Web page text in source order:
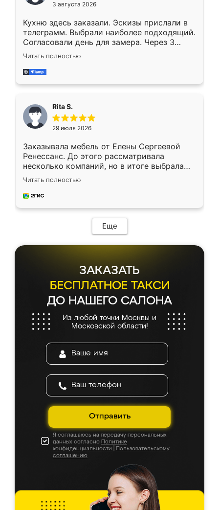
3 августа 2026
Кухню здесь заказали. Эскизы прислали в
телеграмм. Выбрали наиболее подходящий.
Согласовали день для замера. Через 3
недели кухня была уже готова. Остались
довольны работой. Спасибо Ренессанс
мебель за качественную работу!
Читать полностью
Rita S.
29 июля 2026
Заказывала мебель от Елены Сергеевой
Ренессанс. До этого рассматривала
несколько компаний, но в итоге выбрала
эту. Сначала обговорили условия, потом
приехал замерщик, всё спокойно объяснил
и снял размеры. Изготовили в срок, с
мебель сразу встала на свое место без
каких-либо доработок. Качеством осталась
довольна, все выглядит так, как и ожидала.
Читать полностью
Еще
ЗАКАЗАТЬ
БЕСПЛАТНОЕ ТАКСИ
ДО НАШЕГО САЛОНА
Из любой точки Москвы и
Московской области!
Отправить
Я соглашаюсь на передачу персональных
данных согласно Политике
конфиденциальности
Пользовательскому
соглашению